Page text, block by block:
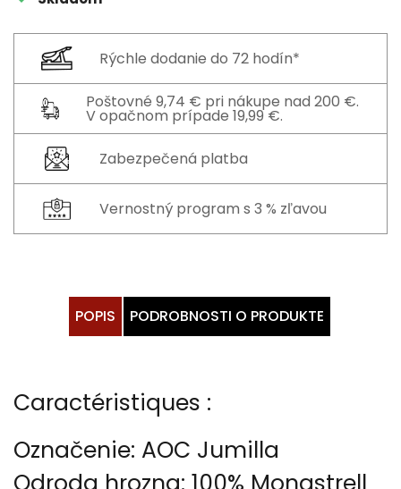
Rýchle dodanie do 72 hodín*
Poštovné 9,74 € pri nákupe nad 200 €.
V opačnom prípade 19,99 €.
Zabezpečená platba
Vernostný program s 3 % zľavou
POPIS PODROBNOSTI O PRODUKTE
Caractéristiques :
Označenie: AOC Jumilla